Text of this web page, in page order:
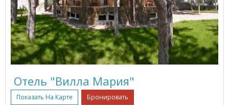
Отель "Вилла Мария"
Показать На Карте Бронировать